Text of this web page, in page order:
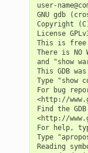
user-
GNU gdb
Copyright
License
This is free
There is NO
and "show
This GDB
Type "show
For bug
<http://
Find the
<http://
For help,
Type
Reading